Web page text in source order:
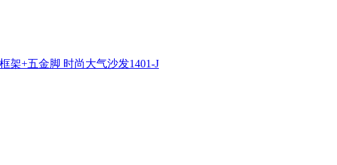
架+五金脚 时尚大气沙发1401-J